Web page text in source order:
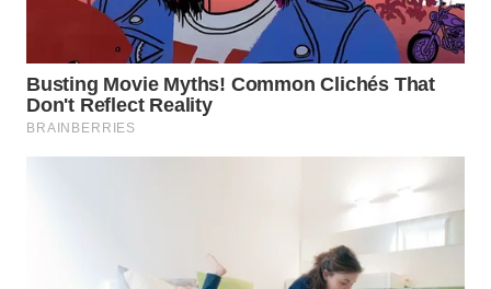
ID
WAHANANEWS
CO ID